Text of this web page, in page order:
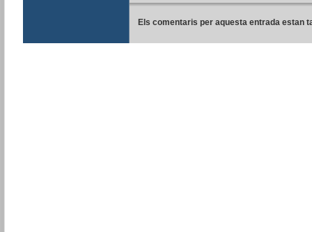
Els comentaris per aquesta entrada estan